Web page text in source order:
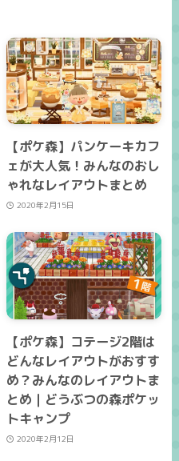
【ポケ森】パンケーキカフ
ェが大人気！みんなのおし
ゃれなレイアウトまとめ
2020年2月15日
【ポケ森】コテージ2階は
どんなレイアウトがおすす
め？みんなのレイアウトま
とめ｜どうぶつの森ポケッ
トキャンプ
2020年2月12日